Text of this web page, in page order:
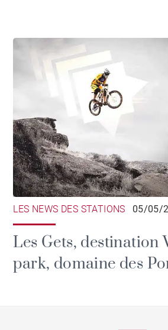
LES NEWS DES STATIONS 05/05/
Les Gets, destination
park, domaine des